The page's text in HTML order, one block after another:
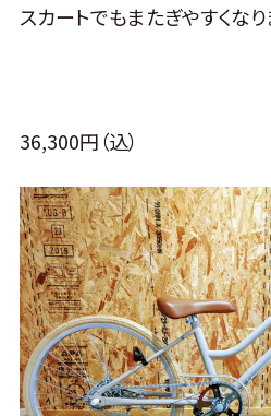
スカートでもまたぎやすくな
36,300円（込）